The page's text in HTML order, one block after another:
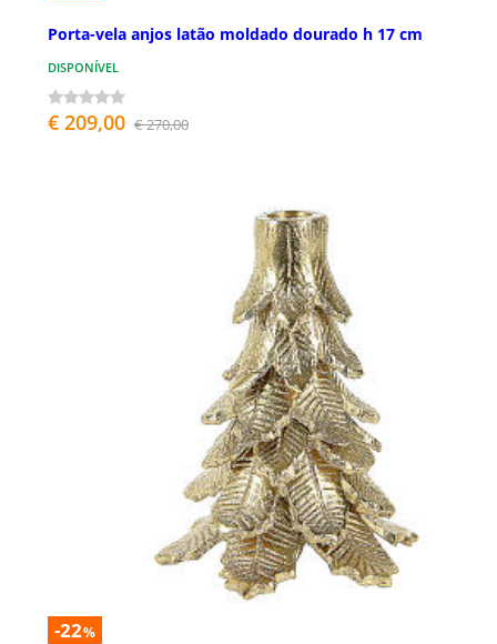
Porta-vela anjos latão moldado dourado h 17 cm
DISPONÍVEL
€ 209,00 € 270,00
-22%